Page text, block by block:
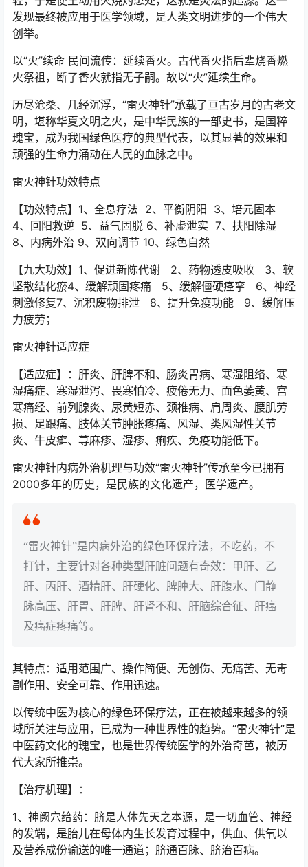
发现最终被应用于医学领域，是人类文明进步的一个伟大
创举。
以“火”续命 民间流传：延续香火。古代香火指后辈烧香燃
火祭祖，断了香火就指无子嗣。故以“火”延续生命。
历尽沧桑、几经沉浮，“雷火神针”承载了亘古岁月的古老文
明，堪称华夏文明之火，是中华民族的一部史书，是国粹
瑰宝，成为我国绿色医疗的典型代表，以其显著的效果和
顽强的生命力涌动在人民的血脉之中。
雷火神针功效特点
【功效特点】1、全息疗法 2、平衡阴阳 3、培元固本
4、回阳救逆 5、益气固脱 6、补虚泄实 7、扶阳除湿
8、内病外治 9、双向调节 10、绿色自然
【九大功效】1、促进新陈代谢 2、药物透皮吸收 3、软
坚散结化瘀4、缓解顽固疼痛 5、缓解僵硬痉挛 6、神经
刺激修复7、沉积废物排泄 8、提升免疫功能 9、缓解压
力疲劳；
雷火神针适应症
【适应症】：肝炎、肝脾不和、肠炎胃病、寒湿阻络、寒
湿痛症、寒湿泄泻、畏寒怕冷、疲倦无力、面色萎黄、宫
寒痛经、前列腺炎、尿黄短赤、颈椎病、肩周炎、腰肌劳
损、足跟痛、肢体关节肿胀疼痛、风湿、类风湿性关节
炎、牛皮癣、荨麻疹、湿疹、痢疾、免疫功能低下。
雷火神针内病外治机理与功效“雷火神针”传承至今已拥有
2000多年的历史，是民族的文化遗产，医学遗产。
“雷火神针”是内病外治的绿色环保疗法，不吃药，不
打针，主要针对各种类型肝脏问题有奇效：甲肝、乙
肝、丙肝、酒精肝、肝硬化、脾肿大、肝腹水、门静
脉高压、肝胃、肝脾、肝肾不和、肝脑综合征、肝癌
及癌症疼痛等。
其特点：适用范围广、操作简便、无创伤、无痛苦、无毒
副作用、安全可靠、作用迅速。
以传统中医为核心的绿色环保疗法，正在被越来越多的领
域所关注与应用，已成为一种世界性的趋势。“雷火神针”是
中医药文化的瑰宝，也是世界传统医学的外治奇芭，被历
代大家所推崇。
【治疗机理】：
1、神阙穴给药：脐是人体先天之本源，是一切血管、神经
的发端，是胎儿在母体内生长发育过程中，供血、供氧以
及营养成份输送的唯一通道；脐通百脉、脐治百病。